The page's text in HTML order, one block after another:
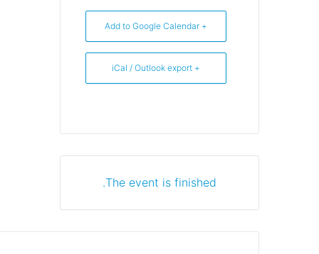
The event is finished.